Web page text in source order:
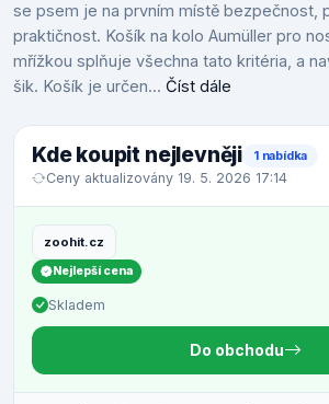
se psem je na prvním místě bezpečnost,
praktičnost. Košík na kolo Aumüller pro
mřížkou splňuje všechna tato kritéria, a
šik. Košík je určen... Číst dále
Kde koupit nejlevněji 1 nabídka
Ceny aktualizovány 19. 5. 2026 17:14
zoohit.cz
Nejlepší cena
Skladem
Do obchodu